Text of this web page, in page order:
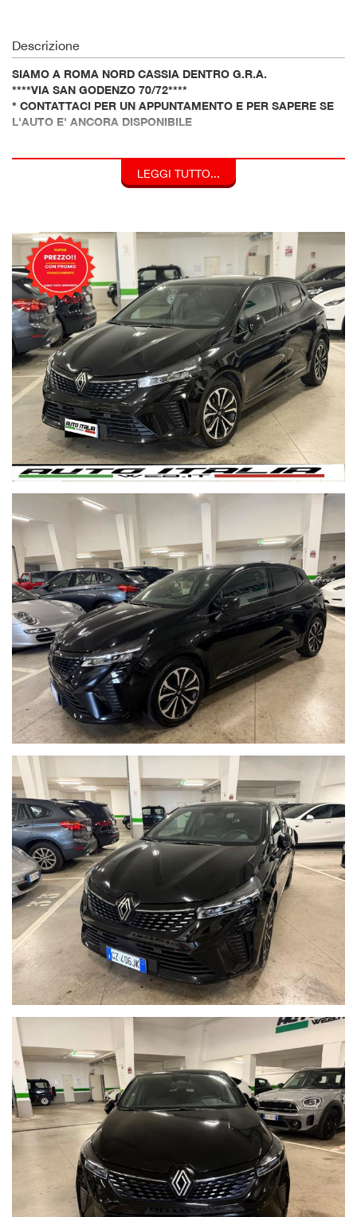
Descrizione
SIAMO A ROMA NORD CASSIA DENTRO G.R.A.
****VIA SAN GODENZO 70/72****
* CONTATTACI PER UN APPUNTAMENTO E PER SAPERE SE
L'AUTO E' ANCORA DISPONIBILE
* AUTO COPERTA DA 12 MESI DI GARANZIA SU PARTI
GUARDA I NOSTRI REEL !!
https://nor01.safelinks.protection.outlook.com/?
SUPER PREZZO RISERVATO AD ACQUISTO CON
FINANZIAMENTO
anticipo ZERO , 223 EURO PER 48 MESI , PIU MAXIRATA
FINALE
COMPRESO NELLA RATA ,POLIZZA FURTO E INCENDIO CON
RIMBORSO VALORE TOTALE FATTURA DI ACQUISTO PER
TUTTA LA DURATA DEL FINANZIAMENTO
E IN PIU ATTI VANDALICI ,CRISTALLI, EVENTI NATURALI E
SOCIOPOLITICI E FURTO PARZIALE
RENAULT CLIO 1.0 TCE TECHNO NERO MET
CLIMATIZZATORE AUTOMATICO
SCHERMO TOUCH
TELECAMERA POSTERIORE
LED DIURNI
VOLANTE MULTIFUNZIONE
CRUISE CONTROL
BRAKE ASSIST
BRACCIOLO
SENSORE PARCHEGGIO
SENSORE PIOGGIA
APPLE CARPLAY E ANDROID AUTO
DISPLAY DIGITALE
COMPUTER DI BORDO
CERCHI IN LEGA
Visita il nostro sito WWW.AUTOITALIAWEB.IT per vedere la
disponibilità in tempo reale e oltre 50 foto in alta definizione della
vettura!!!
Auto Italia Web Srls è formata da uno staff che da oltre 15 anni è
specializzato nella vendita di vetture usate o aziendali. Tutte le
nostre vetture sono ufficiali, non di importazione. Le vetture del
nostro parco auto, vengono accuratamente selezionate,
controllate e garantite 12 mesi dalla data di acquisto.Le nostre
auto sono tutte certificate con chilometraggio verificabile.
Possibilità di prenotazione on-line, permuta, finanziamento on-line
e assicurazione 5 giorni.
MAURO 347.6536939 ROMA NORD-SAN GODENZO !!
ORARIO:
Dal Lunedi al VENERDI 10:00/13:00 - 16/19:00 sabato 10-13
Possibilità di vedere la vettura fuori orario su appuntamento.
Nota bene:La dotazione tecnica e gli accessori indicati nella
presente scheda potrebbero non coincidere con l’effettivo
equipaggiamento del veicolo
a causa della non uniformità dei dati pubblicati dai diversi portali.
Ci scusiamo per l’inconveniente e vi invitiamo a verificare le
caratteristiche dello specifico veicolo.
AUTO ITALIA WEB S.r.l. declina ogni responsabilità per eventuali
involontarie incongruenze, che non rappresentano in alcun modo
un impegno contrattuale.
LEGGI TUTTO...